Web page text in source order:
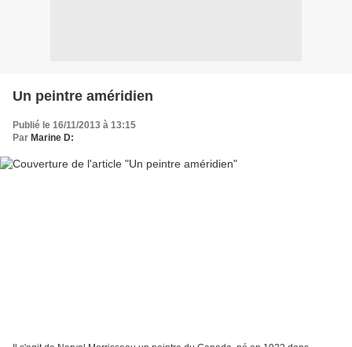
Un peintre améridien
Publié le 16/11/2013 à 13:15
Par Marine D: